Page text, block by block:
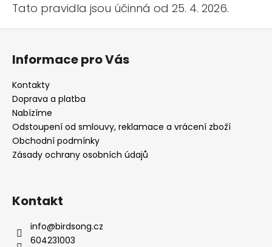
Tato pravidla jsou účinná od 25. 4. 2026.
Z
Informace pro Vás
Kontakty
Doprava a platba
Nabízíme
Odstoupení od smlouvy, reklamace a vrácení zboží
Obchodní podmínky
Zásady ochrany osobních údajů
Kontakt
info@birdsong.cz
604231003